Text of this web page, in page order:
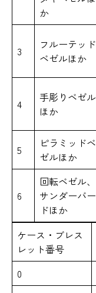
か
3
フルーテッド
ベゼルほか
4
手彫りベゼル
ほか
5
ピラミッドベ
ゼルほか
6
回転ベゼル、
サンダーバー
ドほか
ケース・ブレス
レット番号
0